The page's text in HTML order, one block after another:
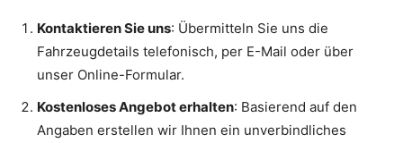
Kontaktieren Sie uns: Übermitteln Sie uns die
Fahrzeugdetails telefonisch, per E-Mail oder über
unser Online-Formular.
Kostenloses Angebot erhalten: Basierend auf den
Angaben erstellen wir Ihnen ein unverbindliches